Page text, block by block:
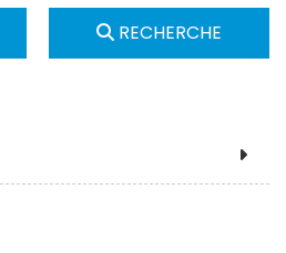
RECHERCHE